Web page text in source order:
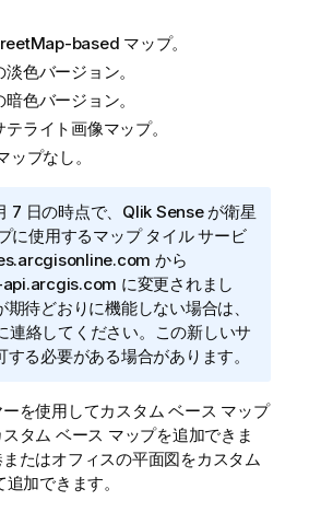
based マップ。
淡色バージョン。
暗色バージョン。
テライト画像マップ。
ップなし。
7 日の時点で、 Qlik Senseが衛星
に使用するマップ タイル サービ
から
に変更されまし
期待どおりに機能しない場合は、
連絡してください。この新しいサ
する必要がある場合があります。
を使用してカスタム ベース マップ
タム ベース マップを追加できま
たはオフィスの平面図をカスタム
加できます。